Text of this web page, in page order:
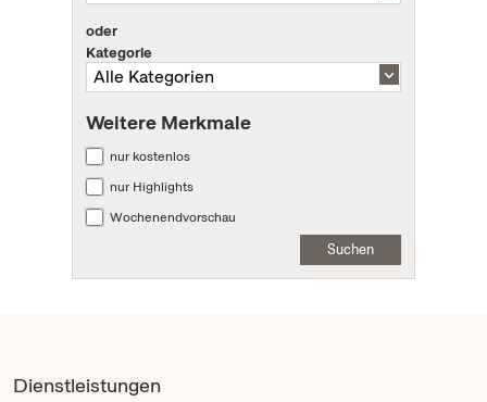
oder
Kategorie
Weitere Merkmale
nur kostenlos
nur Highlights
Wochenendvorschau
Suchen
Dienstleistungen